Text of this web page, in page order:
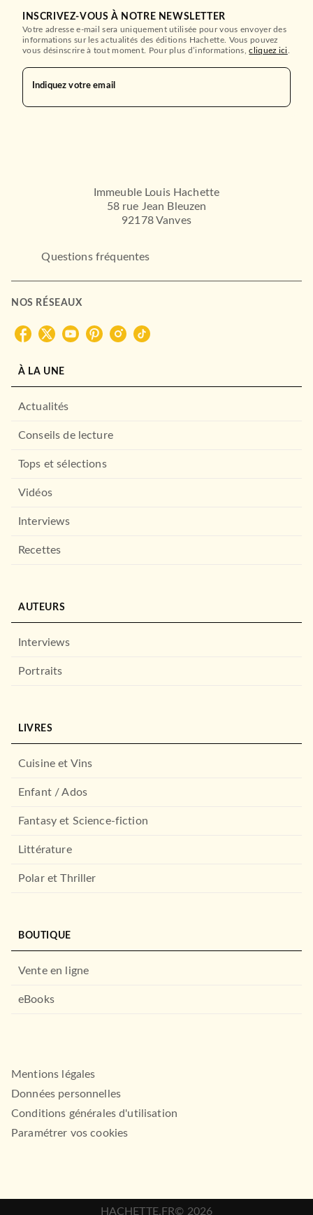
INSCRIVEZ-VOUS À NOTRE NEWSLETTER
Votre adresse e-mail sera uniquement utilisée pour vous envoyer des
informations sur les actualités des éditions Hachette. Vous pouvez
vous désinscrire à tout moment. Pour plus d’informations,cliquez ici
Indiquez votre email
Immeuble Louis Hachette
58 rue Jean Bleuzen
92178 Vanves
Questions fréquentes
NOS RÉSEAUX
À LA UNE
Actualités
Conseils de lecture
Tops et sélections
Vidéos
Interviews
Recettes
AUTEURS
Interviews
Portraits
LIVRES
Cuisine et Vins
Enfant / Ados
Fantasy et Science-fiction
Littérature
Polar et Thriller
BOUTIQUE
Vente en ligne
eBooks
Mentions légales
Données personnelles
Conditions générales d'utilisation
Paramétrer vos cookies
HACHETTE.FR© 2026